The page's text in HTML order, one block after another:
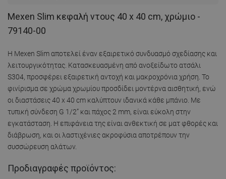
Mexen Slim κεφαλή ντους 40 x 40 cm, χρώμιο -
79140-00
Η Mexen Slim αποτελεί έναν εξαιρετικό συνδυασμό σχεδίασης και
λειτουργικότητας. Κατασκευασμένη από ανοξείδωτο ατσάλι
S304, προσφέρει εξαιρετική αντοχή και μακροχρόνια χρήση. Το
φινίρισμα σε χρώμα χρωμίου προσδίδει μοντέρνα αισθητική, ενώ
οι διαστάσεις 40 x 40 cm καλύπτουν ιδανικά κάθε μπάνιο. Με
τυπική σύνδεση G 1/2” και πάχος 2 mm, είναι εύκολη στην
εγκατάσταση. Η επιφάνεια της είναι ανθεκτική σε ματ φθορές και
διάβρωση, και οι λαστιχένιες ακροφύσια αποτρέπουν την
συσσώρευση αλάτων.
Προδιαγραφές προϊόντος: